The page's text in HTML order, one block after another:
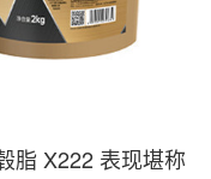
脂 X222 表现堪称